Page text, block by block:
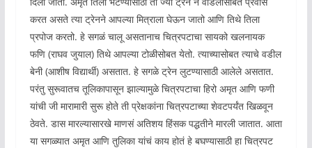
करत असते त्या ट्रेनने आपल्या मित्राला घेऊन जातो आणि तिथे तिला
प्रपोज करतो. हे सगळं चालू असतानाच चित्रपटाचा सायको खलनायक
फणि (राघव जुयाल) तिथे आपल्या टोळीसोबत येतो. त्याच्यासोबत त्याचे वडील
बेनी (आशीष विद्यार्थी) असतात. हे सगळे ट्रेन लुटण्यासाठी आलेले असतात.
परंतु सुरूवातच तूलिकापासून झाल्यामुळे चित्रपटाचा हिरो अमृत आणि फणी
यांची जी मारामारी सुरू होते ती प्रेक्षकांना चित्रपटाच्या शेवटपर्यंत खिळवून
ठेवते. डास मारल्यासारखे माणसं अतिशय हिंसक पद्धतीने मारली जातात‌. आता
या सगळ्यात अमृत आणि तुलिका यांचं काय होतं हे बघण्यासाठी हा चित्रपट